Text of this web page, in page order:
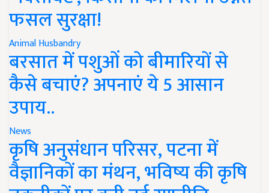
फसल सुरक्षा!
Animal Husbandry
बरसात में पशुओं को बीमारियों से
कैसे बचाएं? अपनाएं ये 5 आसान
उपाय..
News
कृषि अनुसंधान परिसर, पटना में
वैज्ञानिकों का मंथन, भविष्य की कृषि